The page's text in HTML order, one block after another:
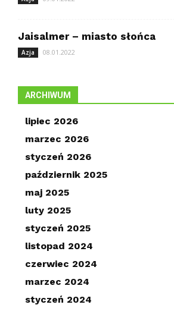
Jaisalmer – miasto słońca
Azja 08.01.2022
ARCHIWUM
lipiec 2026
marzec 2026
styczeń 2026
październik 2025
maj 2025
luty 2025
styczeń 2025
listopad 2024
czerwiec 2024
marzec 2024
styczeń 2024